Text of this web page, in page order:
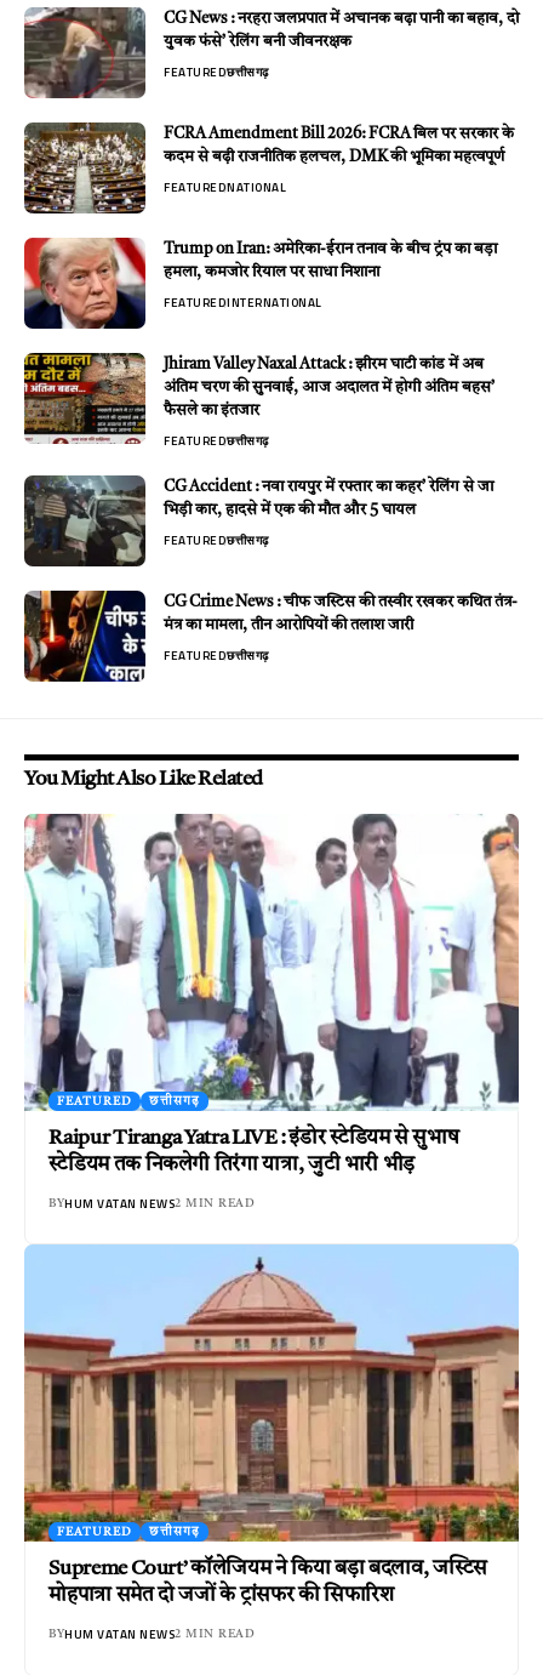
CG News : नरहरा जलप्रपात में अचानक बढ़ा पानी का बहाव, दो
युवक फंसे’ रेलिंग बनी जीवनरक्षक
FEATUREDछत्तीसगढ़
FCRA Amendment Bill 2026: FCRA बिल पर सरकार के
कदम से बढ़ी राजनीतिक हलचल, DMK की भूमिका महत्वपूर्ण
FEATUREDNATIONAL
Trump on Iran: अमेरिका-ईरान तनाव के बीच ट्रंप का बड़ा
हमला, कमजोर रियाल पर साधा निशाना
FEATUREDINTERNATIONAL
Jhiram Valley Naxal Attack : झीरम घाटी कांड में अब
अंतिम चरण की सुनवाई, आज अदालत में होगी अंतिम बहस’
फैसले का इंतजार
FEATUREDछत्तीसगढ़
CG Accident : नवा रायपुर में रफ्तार का कहर’ रेलिंग से जा
भिड़ी कार, हादसे में एक की मौत और 5 घायल
FEATUREDछत्तीसगढ़
CG Crime News : चीफ जस्टिस की तस्वीर रखकर कथित तंत्र-
मंत्र का मामला, तीन आरोपियों की तलाश जारी
FEATUREDछत्तीसगढ़
You Might Also Like Related
FEATURED छत्तीसगढ़
Raipur Tiranga Yatra LIVE : इंडोर स्टेडियम से सुभाष
स्टेडियम तक निकलेगी तिरंगा यात्रा, जुटी भारी भीड़
BYHUM VATAN NEWS2 MIN READ
FEATURED छत्तीसगढ़
Supreme Court’ कॉलेजियम ने किया बड़ा बदलाव, जस्टिस
मोहपात्रा समेत दो जजों के ट्रांसफर की सिफारिश
BYHUM VATAN NEWS2 MIN READ